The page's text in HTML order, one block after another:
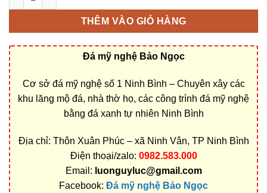
THÊM VÀO GIỎ HÀNG
Đá mỹ nghệ Bảo Ngọc
Cơ sở đá mỹ nghệ số 1 Ninh Bình – Chuyên xây các
khu lăng mộ đá, nhà thờ họ, các công trình đá mỹ nghệ
bằng đá xanh tự nhiên Ninh Bình
Địa chỉ: Thôn Xuân Phúc – xã Ninh Vân, TP Ninh Bình
Điện thoại/zalo: 0982.583.000
Email: luonguyluc@gmail.com
Facebook: Đá mỹ nghệ Bảo Ngọc